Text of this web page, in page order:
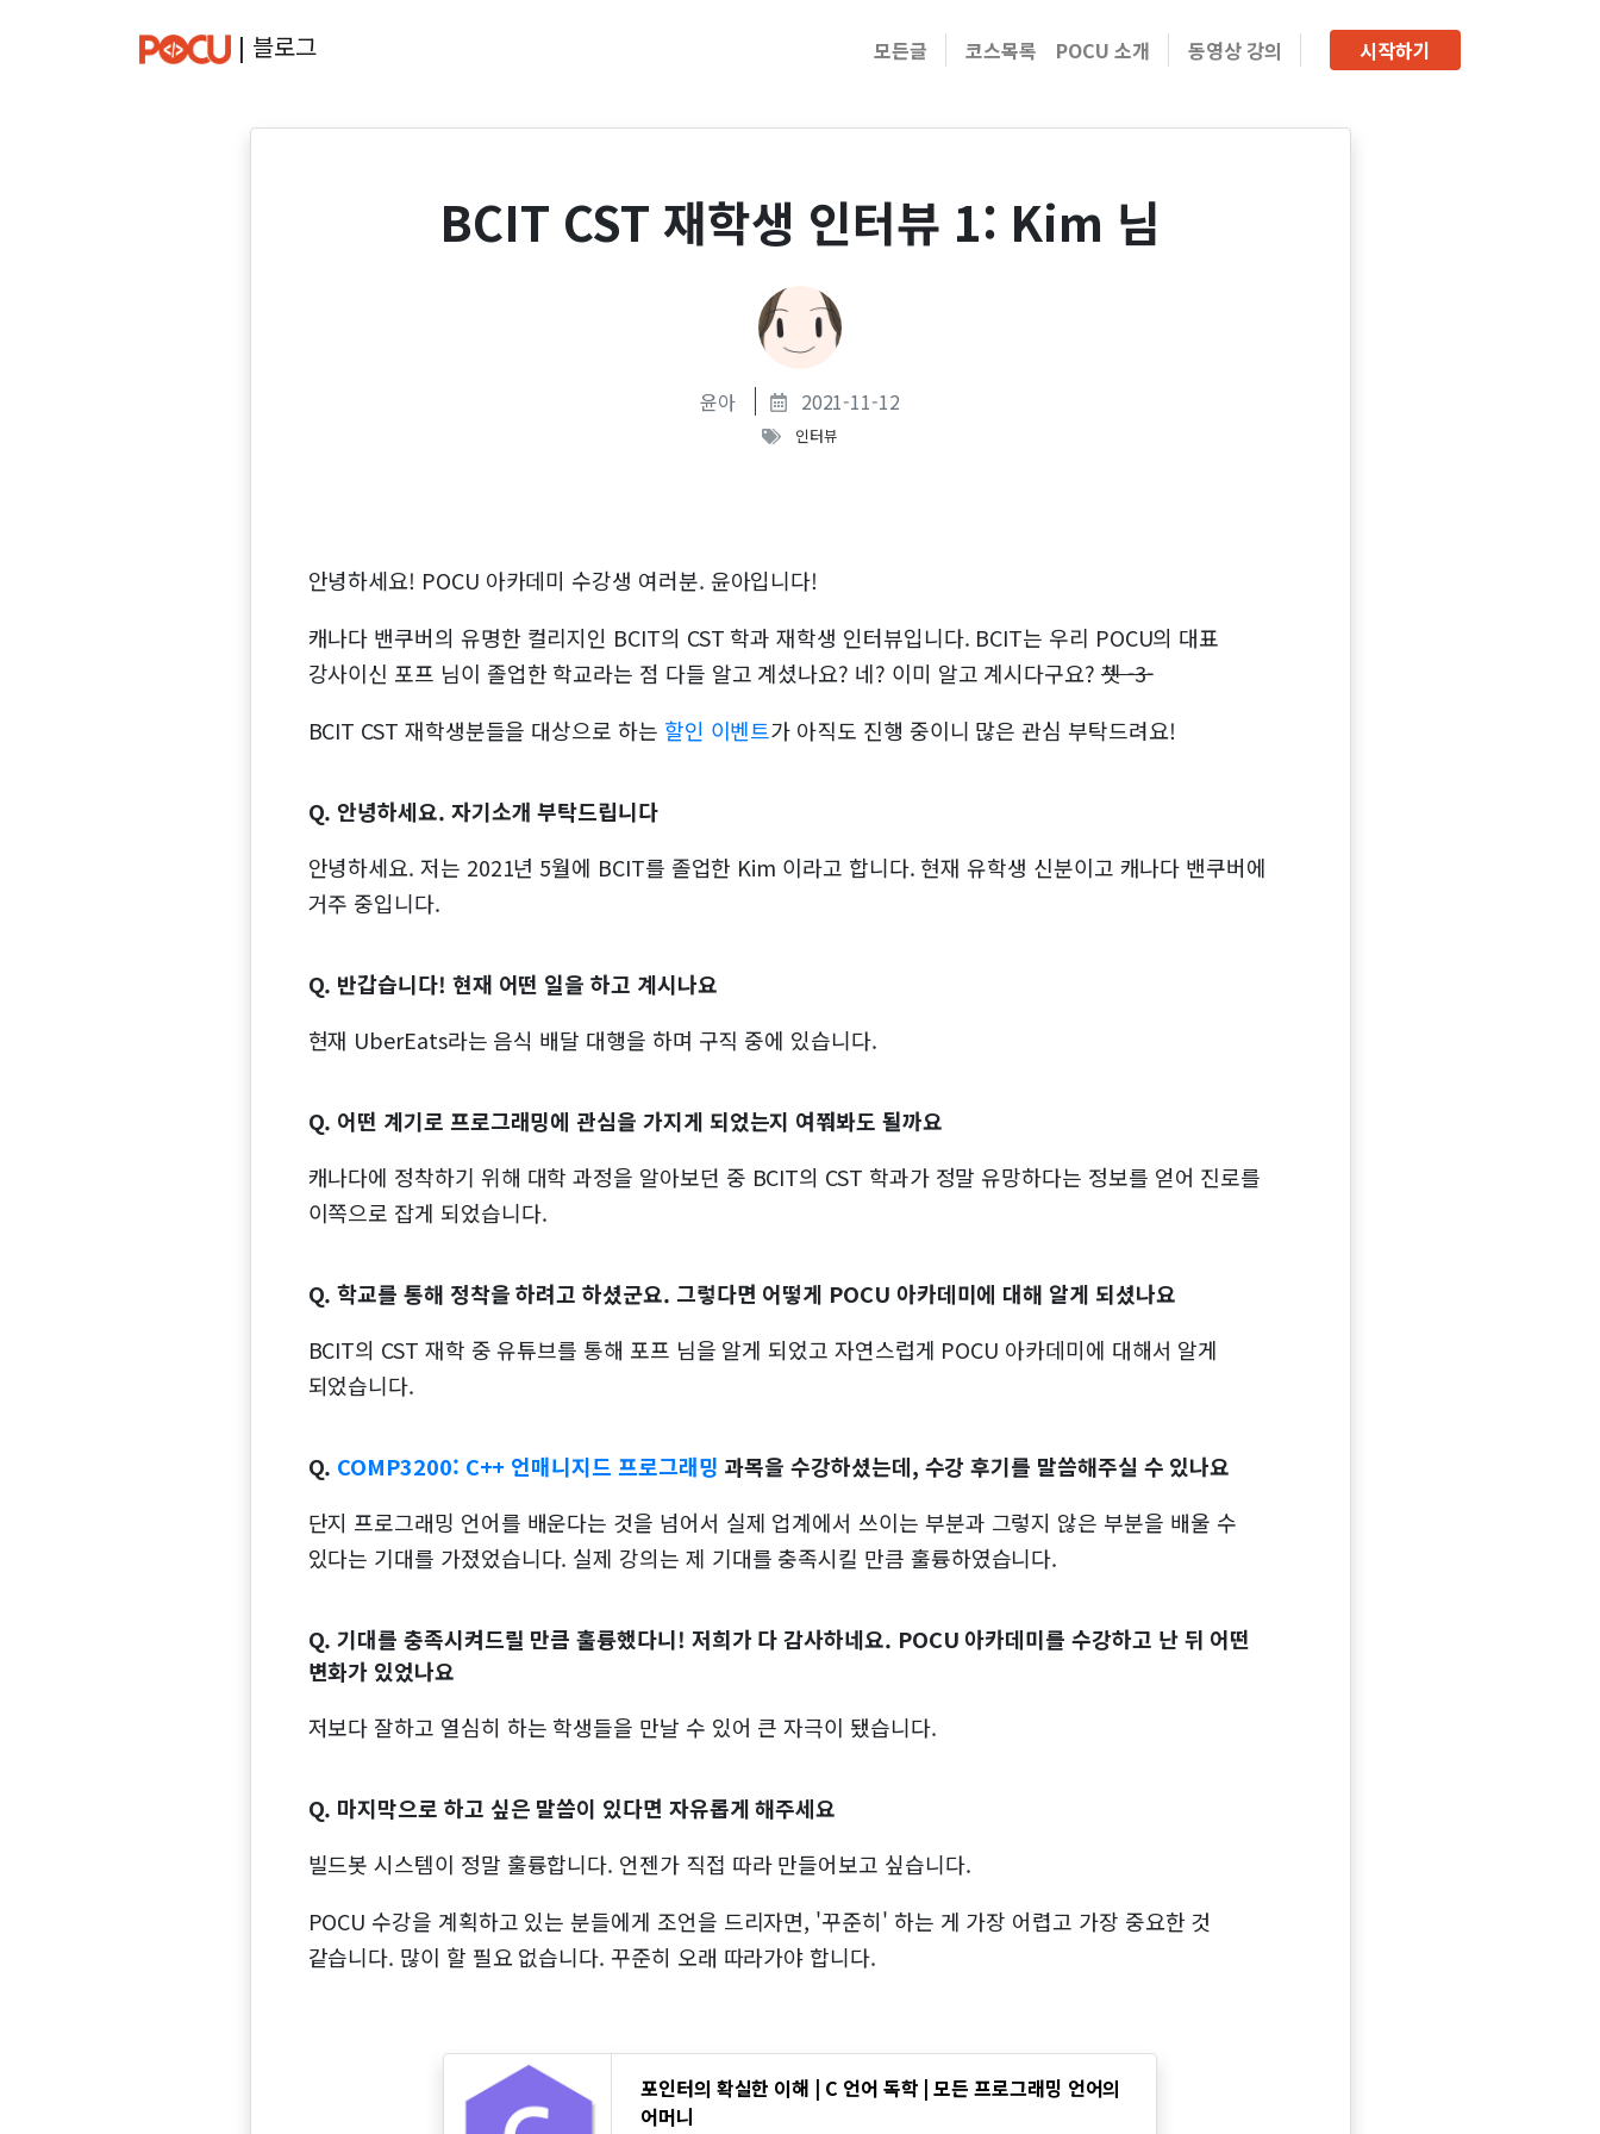
| 블로그 모든글 코스목록 POCU 소개 동영상 강의 시작하기
BCIT CST 재학생 인터뷰 1: Kim 님
윤아 2021-11-12
인터뷰
안녕하세요! POCU 아카데미 수강생 여러분. 윤아입니다!
캐나다 밴쿠버의 유명한 컬리지인 BCIT의 CST 학과 재학생 인터뷰입니다. BCIT는 우리 POCU의 대표
강사이신 포프 님이 졸업한 학교라는 점 다들 알고 계셨나요? 네? 이미 알고 계시다구요? 쳇 -3-
BCIT CST 재학생분들을 대상으로 하는 할인 이벤트가 아직도 진행 중이니 많은 관심 부탁드려요!
Q. 안녕하세요. 자기소개 부탁드립니다
안녕하세요. 저는 2021년 5월에 BCIT를 졸업한 Kim 이라고 합니다. 현재 유학생 신분이고 캐나다 밴쿠버에
거주 중입니다.
Q. 반갑습니다! 현재 어떤 일을 하고 계시나요
현재 UberEats라는 음식 배달 대행을 하며 구직 중에 있습니다.
Q. 어떤 계기로 프로그래밍에 관심을 가지게 되었는지 여쭤봐도 될까요
캐나다에 정착하기 위해 대학 과정을 알아보던 중 BCIT의 CST 학과가 정말 유망하다는 정보를 얻어 진로를
이쪽으로 잡게 되었습니다.
Q. 학교를 통해 정착을 하려고 하셨군요. 그렇다면 어떻게 POCU 아카데미에 대해 알게 되셨나요
BCIT의 CST 재학 중 유튜브를 통해 포프 님을 알게 되었고 자연스럽게 POCU 아카데미에 대해서 알게
되었습니다.
Q. COMP3200: C++ 언매니지드 프로그래밍 과목을 수강하셨는데, 수강 후기를 말씀해주실 수 있나요
단지 프로그래밍 언어를 배운다는 것을 넘어서 실제 업계에서 쓰이는 부분과 그렇지 않은 부분을 배울 수
있다는 기대를 가졌었습니다. 실제 강의는 제 기대를 충족시킬 만큼 훌륭하였습니다.
Q. 기대를 충족시켜드릴 만큼 훌륭했다니! 저희가 다 감사하네요. POCU 아카데미를 수강하고 난 뒤 어떤
변화가 있었나요
저보다 잘하고 열심히 하는 학생들을 만날 수 있어 큰 자극이 됐습니다.
Q. 마지막으로 하고 싶은 말씀이 있다면 자유롭게 해주세요
빌드봇 시스템이 정말 훌륭합니다. 언젠가 직접 따라 만들어보고 싶습니다.
POCU 수강을 계획하고 있는 분들에게 조언을 드리자면, '꾸준히' 하는 게 가장 어렵고 가장 중요한 것
같습니다. 많이 할 필요 없습니다. 꾸준히 오래 따라가야 합니다.
포인터의 확실한 이해 | C 언어 독학 | 모든 프로그래밍 언어의
어머니